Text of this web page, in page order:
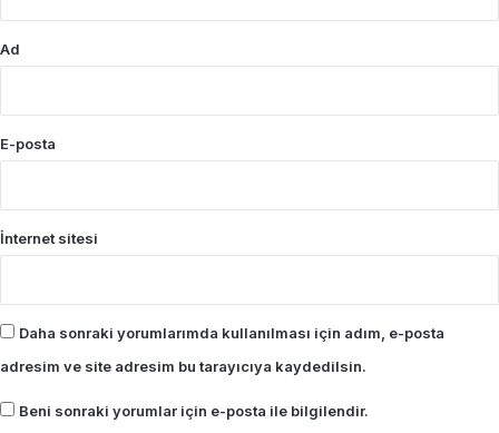
Ad
E-posta
İnternet sitesi
Daha sonraki yorumlarımda kullanılması için adım, e-posta
adresim ve site adresim bu tarayıcıya kaydedilsin.
Beni sonraki yorumlar için e-posta ile bilgilendir.